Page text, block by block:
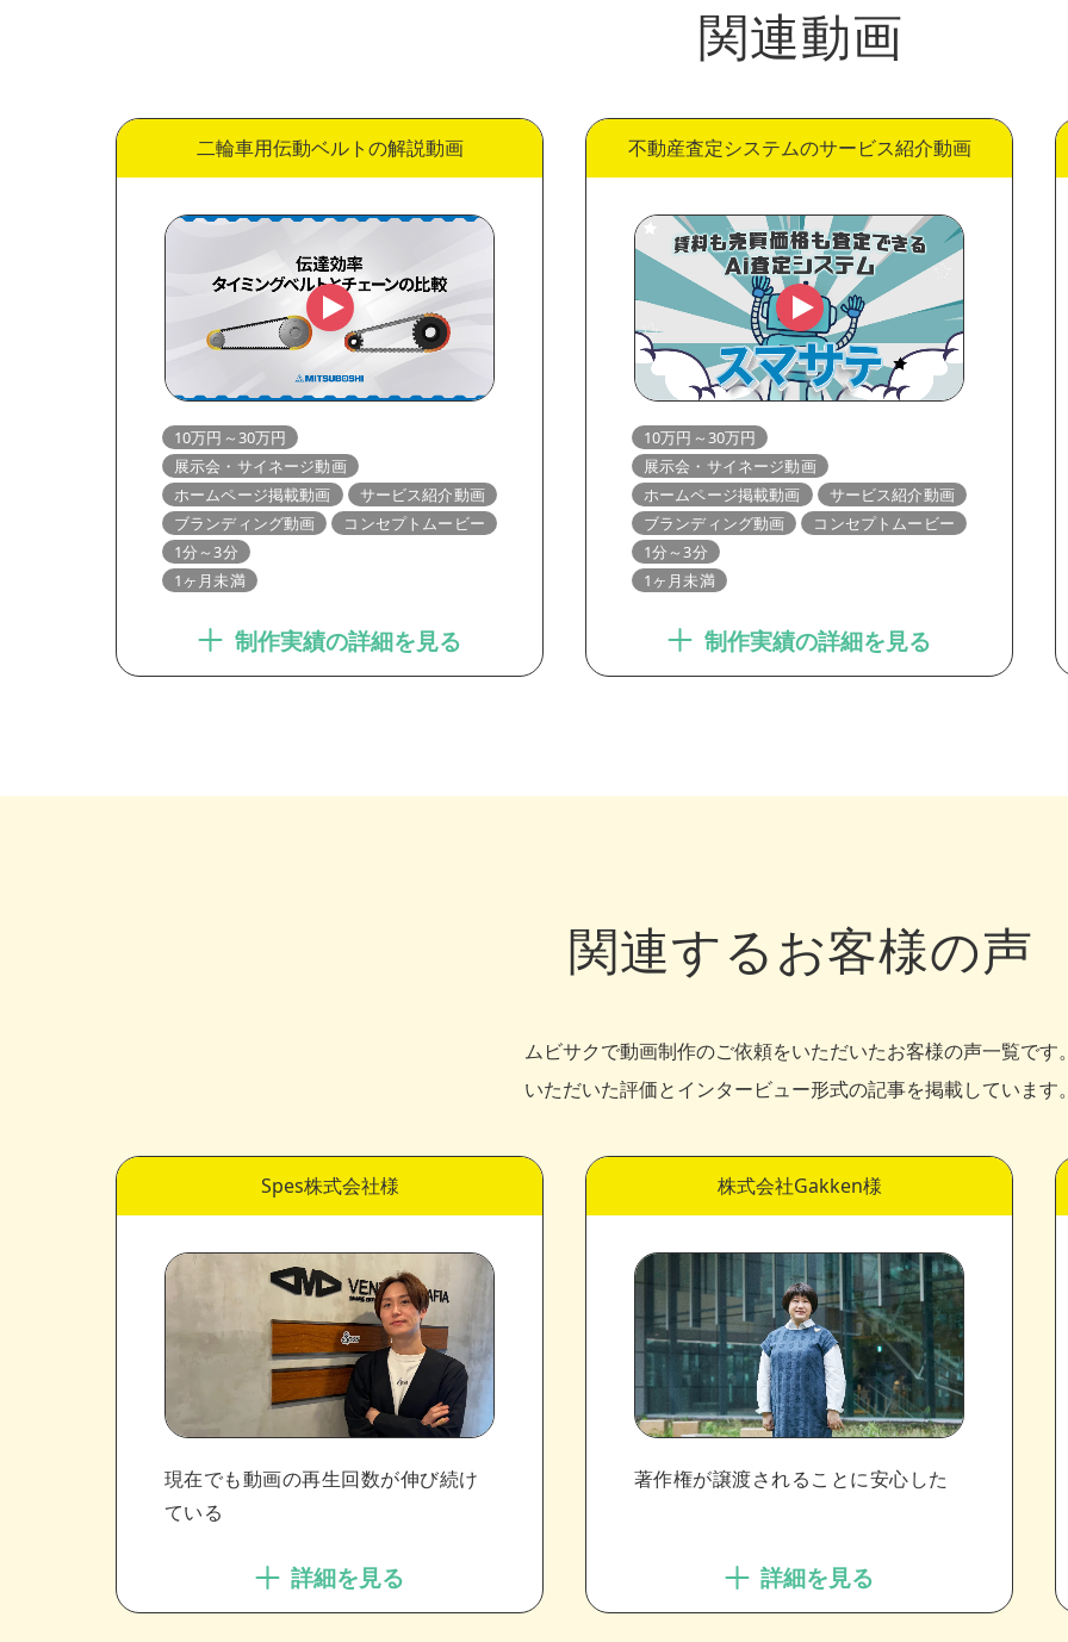
関連動画
二輪車用伝動ベルトの解説動画
10万円～30万円
展示会・サイネージ動画
ホームページ掲載動画
サービス紹介動画
ブランディング動画
コンセプトムービー
1分～3分
1ヶ月未満
制作実績の詳細を見る
不動産査定システムのサービス紹介動画
10万円～30万円
展示会・サイネージ動画
ホームページ掲載動画
サービス紹介動画
ブランディング動画
コンセプトムービー
1分～3分
1ヶ月未満
制作実績の詳細を見る
関連するお客様の声
ムビサクで動画制作のご依頼をいただいたお客様の声一覧です。
いただいた評価とインタービュー形式の記事を掲載しています。
Spes株式会社様
現在でも動画の再生回数が伸び続け
ている
詳細を見る
株式会社Gakken様
著作権が譲渡されることに安心した
詳細を見る